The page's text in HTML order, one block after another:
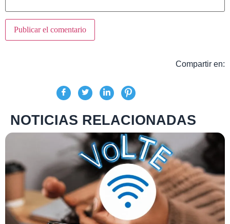
Compartir en:
NOTICIAS RELACIONADAS